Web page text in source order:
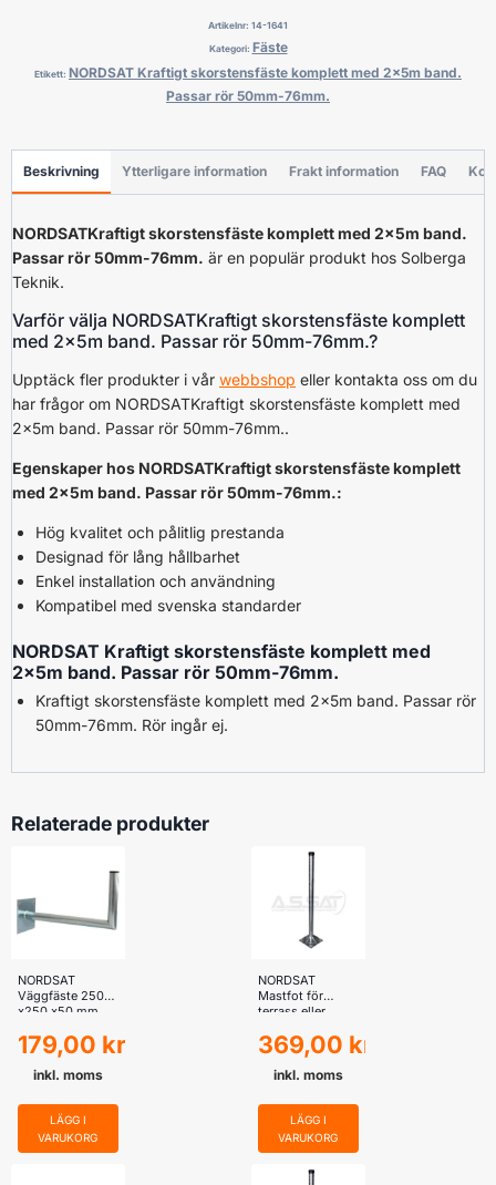
Artikelnr: 14-1641
Kategori: Fäste
Etikett: NORDSAT Kraftigt skorstensfäste komplett med 2x5m band.
Passar rör 50mm-76mm.
Beskrivning Ytterligare information Frakt information FAQ
NORDSATKraftigt skorstensfäste komplett med 2x5m band.
Passar rör 50mm-76mm. är en populär produkt hos Solberga
Teknik.
Varför välja NORDSATKraftigt skorstensfäste komplett
med 2x5m band. Passar rör 50mm-76mm.?
Upptäck fler produkter i vår webbshop eller kontakta oss om du
har frågor om NORDSATKraftigt skorstensfäste komplett med
2x5m band. Passar rör 50mm-76mm..
Egenskaper hos NORDSATKraftigt skorstensfäste komplett
med 2x5m band. Passar rör 50mm-76mm.:
Hög kvalitet och pålitlig prestanda
Designad för lång hållbarhet
Enkel installation och användning
Kompatibel med svenska standarder
NORDSAT Kraftigt skorstensfäste komplett med
2x5m band. Passar rör 50mm-76mm.
Kraftigt skorstensfäste komplett med 2x5m band. Passar rör
50mm-76mm. Rör ingår ej.
Relaterade produkter
NORDSAT
Väggfäste 250
x250 x50 mm
179,00 kr
inkl. moms
LÄGG I
VARUKORG
NORDSAT
Mastfot för
terrass eller
369,00 kr
inkl. moms
LÄGG I
VARUKORG